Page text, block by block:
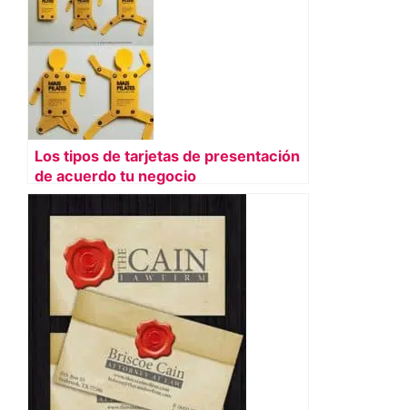
Los tipos de tarjetas de presentación
de acuerdo tu negocio